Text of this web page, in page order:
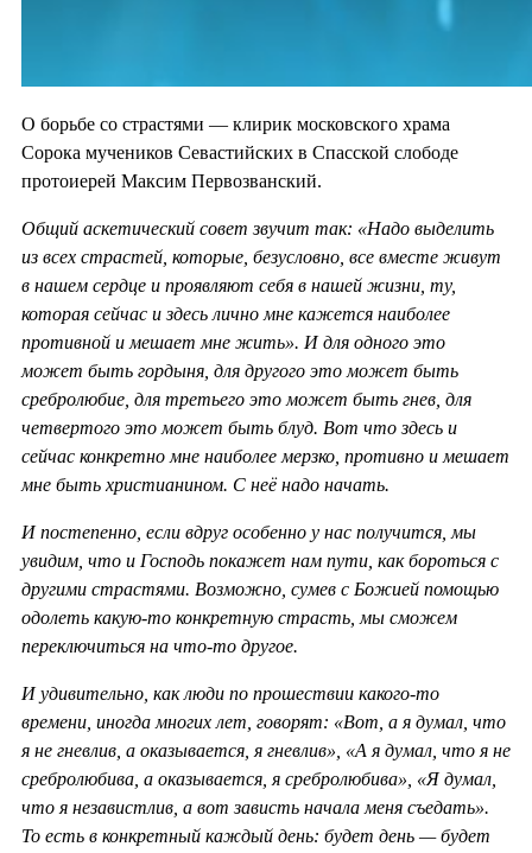
О борьбе со страстями — клирик московского храма
Сорока мучеников Севастийских в Спасской слободе
протоиерей Максим Первозванский.
Общий аскетический совет звучит так: «Надо выделить
из всех страстей, которые, безусловно, все вместе живут
в нашем сердце и проявляют себя в нашей жизни, ту,
которая сейчас и здесь лично мне кажется наиболее
противной и мешает мне жить». И для одного это
может быть гордыня, для другого это может быть
сребролюбие, для третьего это может быть гнев, для
четвертого это может быть блуд. Вот что здесь и
сейчас конкретно мне наиболее мерзко, противно и мешает
мне быть христианином. С неё надо начать.
И постепенно, если вдруг особенно у нас получится, мы
увидим, что и Господь покажет нам пути, как бороться с
другими страстями. Возможно, сумев с Божией помощью
одолеть какую-то конкретную страсть, мы сможем
переключиться на что-то другое.
И удивительно, как люди по прошествии какого-то
времени, иногда многих лет, говорят: «Вот, а я думал, что
я не гневлив, а оказывается, я гневлив», «А я думал, что я не
сребролюбива, а оказывается, я сребролюбива», «Я думал,
что я независтлив, а вот зависть начала меня съедать».
То есть в конкретный каждый день: будет день — будет